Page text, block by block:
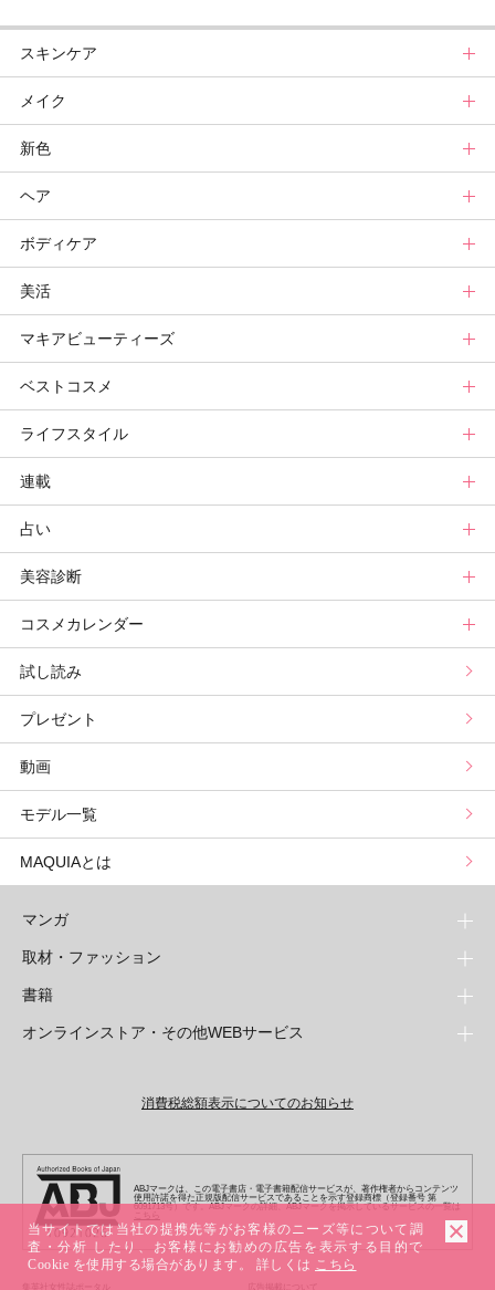
スキンケア
スキンケアトップ
ニュース
スキンケアまとめ
スキンケア診断
メイク
メイクトップ
ニュース
メイクまとめ
ベースメイクカタログ
メイク診断
新色
新色トップ
クリスマスコフレ
秋新色
新色コスメスウォッチ
ビューティ速報
ヘア
ヘアトップ
ニュース
ヘアカタログ
ヘアまとめ
ヘア診断
ボディケア
ボディケアトップ
ニュース
ボディケアまとめ
ボディケア診断
美活
美活トップ
美活グランプリ
ヘルスケア・ダイエット
マキアビューティーズ
マキアビューティーズトップ
TOPビューティーズ一覧
ビューティーズ一覧
記事ランキング
メンバーランキング
ベストコスメ
ベストコスメトップ
ベストコスメ
読者ベスコス
プチプラコスメグランプリ
ブライトニング・UVグランプリ
プリュスベスコス
ライフスタイル
ライフスタイルトップ
ニュース
ライフスタイルまとめ
ライフスタイル診断
連載
連載トップ
マキアエディターズのオッス！推しコス
小林ひろ美のキレイはかけ算
小田ユイコのマニアックビューティREPORT
野毛まゆりの実況野毛Channel
星谷菜々の美に効くスイーツ
山本舞香のBeauty Script
占い
占いトップ
Keikoの月星座占い
三島キアリーの12星座別 恋愛運&美容運
動物キャラナビ占い
ムーン・リーの運を呼び寄せる香り
美容診断
美容診断トップ
パーソナルカラー診断
顔タイプ髪型診断
コスメカレンダー
コスメカレンダートップ
検索
試し読み
プレゼント
動画
モデル一覧
MAQUIAとは
マンガ
少年マンガ
週刊少年ジャンプ
少年ジャンプ+
ZEBRACK
ジャンプルーキー！
S-MANGA
集英社ジャンプリミックス
集英社コミック文庫
青年マンガ
少年ジャンプ+
集英社コミック文庫
週刊ヤングジャンプ
ヤングジャンプ定期購読デジタル
ヤンジャン！
少女マンガ
集英社コミック文庫
りぼん
マーガレット
別冊マーガレット
マンガMee公式サイト
ジャンプTOON
S-MANGA
集英社コミック文庫
マンガMee公式サイト
リマコミ
取材・ファッション
ファッション・美容
Seventeen
LEE
eclat
T JAPAN
HAPPY PLUS ONE
芸能・情報・スポーツ
Sportiva
パラスポ
書籍
文芸・文庫・総合
web 集英社文庫
青春と読書
アジア人物史
1日5分で、明日は変わる よみタイ yomitai
集英社ビジネス書
集英社新書
集英社新書プラス - 知の水先案内人
kotoba
ライトノベル・ノベライズ
JUMP j-BOOKS
ダッシュエックス文庫公式サイト
集英社Webマガジン コバルト
シフォン文庫
集英社みらい文庫
集英社の児童図書 S-KIDS.LAND
オンラインストア・その他WEBサービス
ジャンプキャラクターズストア
HAPPY PLUS STORE
SHUEISHA VOX
LEEマルシェ
その他WEBサービス
集英社エディターズ・ラボ
消費税総額表示についてのお知らせ
ABJマークは、この電子書店・電子書籍配信サービスが、著作権者からコンテンツ
使用許諾を得た正規版配信サービスであることを示す登録商標（登録番号 第
6091713号）です。ABJマークの詳細、ABJマークを掲示しているサービスの一覧は
集英社女性誌ポータル
当サイトでは当社の提携先等がお客様のニーズ等について調
査・分析 したり、お客様にお勧めの広告を表示する目的で
Cookie を使用する場合があります。 詳しくは こちら